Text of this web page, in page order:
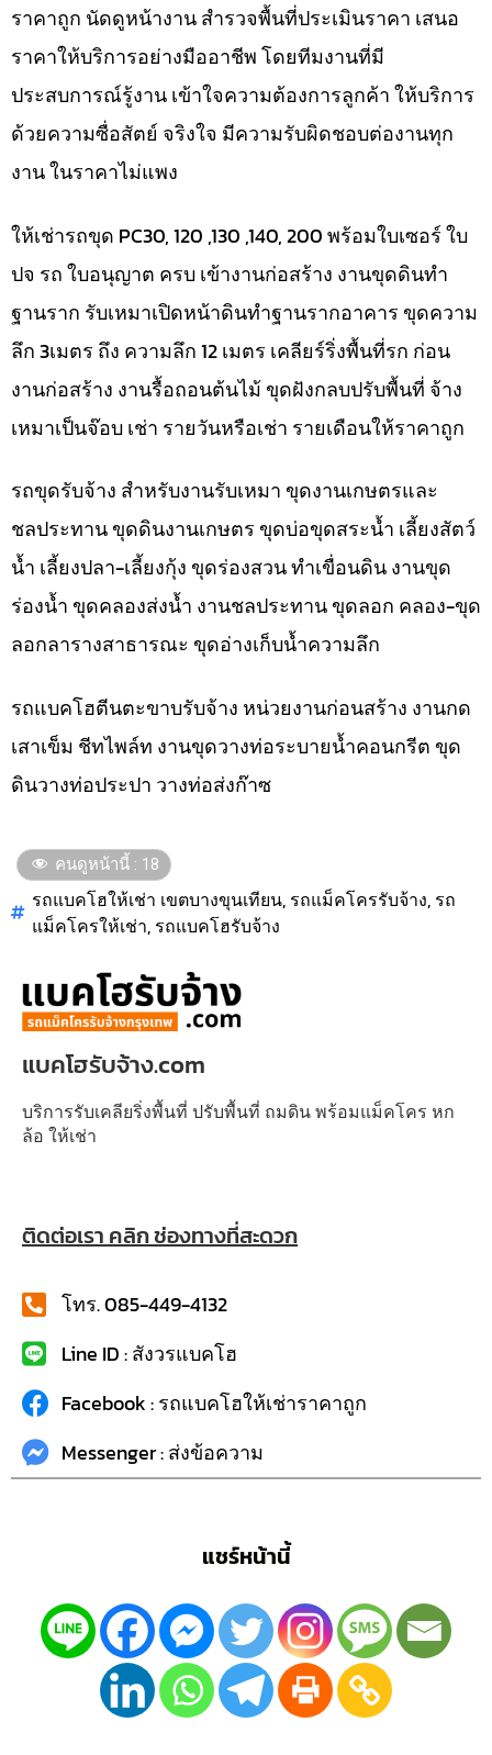
ราคาถูก นัดดูหน้างาน สำรวจพื้นที่ประเมินราคา เสนอ
ราคาให้บริการอย่างมืออาชีพ โดยทีมงานที่มี
ประสบการณ์รู้งาน เข้าใจความต้องการลูกค้า ให้บริการ
ด้วยความซื่อสัตย์ จริงใจ มีความรับผิดชอบต่องานทุก
งาน ในราคาไม่แพง
ให้เช่ารถขุด PC30, 120 ,130 ,140, 200 พร้อมใบเซอร์ ใบ
ปจ รถ ใบอนุญาต ครบ เข้างานก่อสร้าง งานขุดดินทำ
ฐานราก รับเหมาเปิดหน้าดินทำฐานรากอาคาร ขุดความ
ลึก 3เมตร ถึง ความลึก 12 เมตร เคลียร์ริ่งพื้นที่รก ก่อน
งานก่อสร้าง งานรื้อถอนต้นไม้ ขุดฝังกลบปรับพื้นที่ จ้าง
เหมาเป็นจ๊อบ เช่า รายวันหรือเช่า รายเดือนให้ราคาถูก
รถขุดรับจ้าง สำหรับงานรับเหมา ขุดงานเกษตรและ
ชลประทาน ขุดดินงานเกษตร ขุดบ่อขุดสระน้ำ เลี้ยงสัตว์
น้ำ เลี้ยงปลา-เลี้ยงกุ้ง ขุดร่องสวน ทำเขื่อนดิน งานขุด
ร่องน้ำ ขุดคลองส่งน้ำ งานชลประทาน ขุดลอก คลอง-ขุด
ลอกลารางสาธารณะ ขุดอ่างเก็บน้ำความลึก
รถแบคโฮตีนตะขาบรับจ้าง หน่วยงานก่อนสร้าง งานกด
เสาเข็ม ชีทไพล์ท งานขุดวางท่อระบายน้ำคอนกรีต ขุด
ดินวางท่อประปา วางท่อส่งก๊าซ
คนดูหน้านี้ : 18
รถแบคโฮให้เช่า เขตบางขุนเทียน, รถแม็คโครรับจ้าง, รถ
แม็คโครให้เช่า, รถแบคโฮรับจ้าง
แบคโฮรับจ้าง.com
บริการรับเคลียริ่งพื้นที่ ปรับพื้นที่ ถมดิน พร้อมแม็คโคร หก
ล้อ ให้เช่า
ติดต่อเรา คลิก ช่องทางที่สะดวก
โทร. 085-449-4132
Line ID : สังวรแบคโฮ
Facebook : รถแบคโฮให้เช่าราคาถูก
Messenger : ส่งข้อความ
แชร์หน้านี้